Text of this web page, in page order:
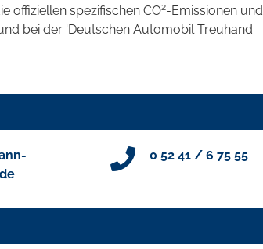
offiziellen spezifischen CO2-Emissionen und
bei der 'Deutschen Automobil Treuhand
0 52 41 / 6 75 55